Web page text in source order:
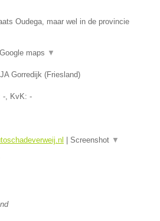
Oudega, maar wel in de provincie
Google maps ▼
Gorredijk (Friesland)
-, KvK: -
Screenshot ▼